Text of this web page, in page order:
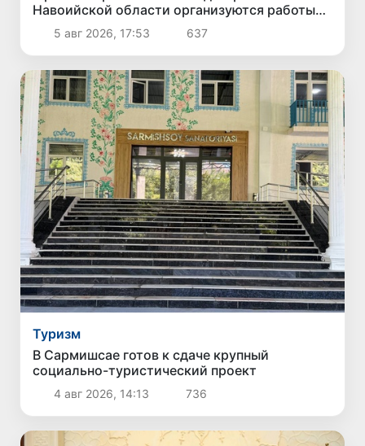
Навоийской области организуются работы
по озеленению и благоустройству
территорий
5 авг 2026, 17:53 637
Туризм
В Сармишсае готов к сдаче крупный
социально-туристический проект
4 авг 2026, 14:13 736